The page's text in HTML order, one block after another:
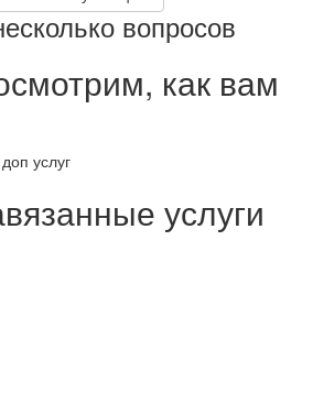
вопросов
как вам
услуги